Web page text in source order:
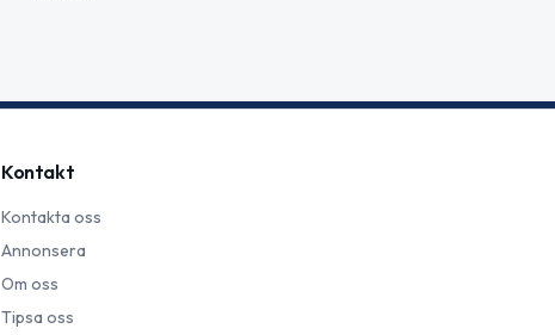
Kontakt
Kontakta oss
Annonsera
Om oss
Tipsa oss